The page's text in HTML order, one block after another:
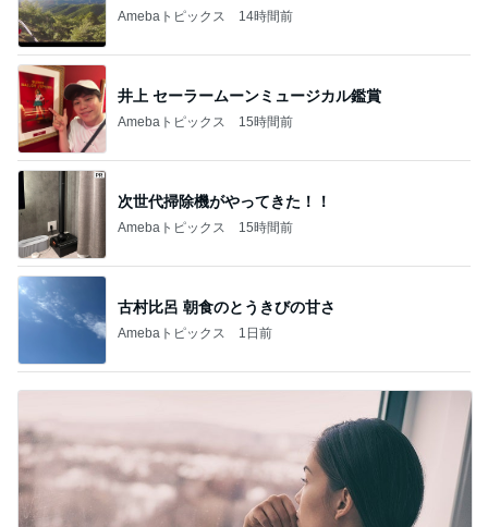
Amebaトピックス 14時間前
井上 セーラームーンミュージカル鑑賞
Amebaトピックス 15時間前
次世代掃除機がやってきた！！
Amebaトピックス 15時間前
古村比呂 朝食のとうきびの甘さ
Amebaトピックス 1日前